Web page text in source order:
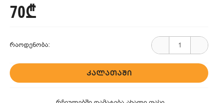
70₾
რაოდენობა:
ᲙᲐᲚᲐᲗᲐᲨᲘ